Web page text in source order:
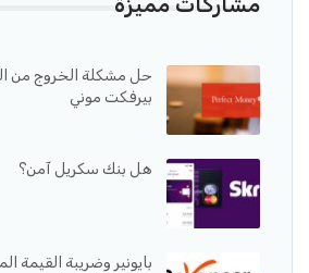
حل مشكلة الخروج من
بيرفكت موني
هل بنك سكريل آمن؟
بايونير وضريبة القيمة